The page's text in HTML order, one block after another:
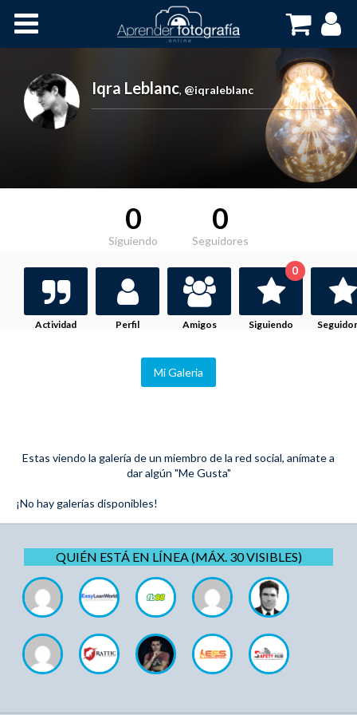
Cursos OnLine
Iqra Leblanc, @iqraleblanc
0
Siguiendo
0
Seguidores
Actividad Perfil Amigos Siguiendo
0
Mi Galeria
Estas viendo la galería de un miembro de la red social, anímate a
dar algún "Me Gusta"
¡No hay galerías disponibles!
QUIÉN ESTÁ EN LÍNEA (MÁX. 30 VISIBLES)